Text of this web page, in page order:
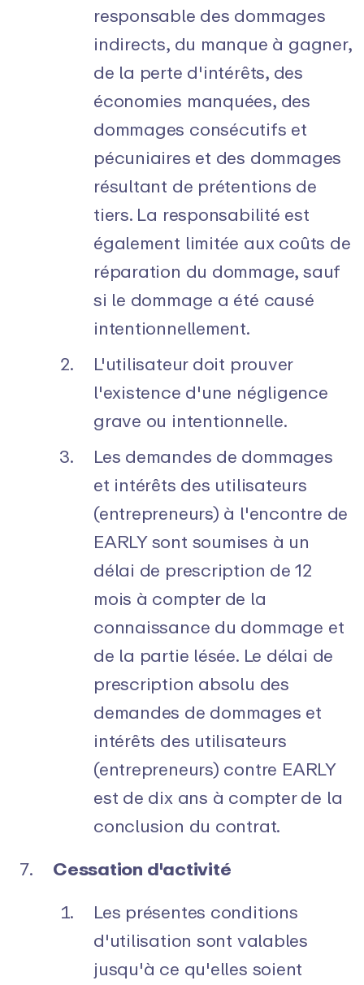
responsable des dommages
indirects, du manque à gagner,
de la perte d'intérêts, des
économies manquées, des
dommages consécutifs et
pécuniaires et des dommages
résultant de prétentions de
tiers. La responsabilité est
également limitée aux coûts de
réparation du dommage, sauf
si le dommage a été causé
intentionnellement.
L'utilisateur doit prouver
l'existence d'une négligence
grave ou intentionnelle.
Les demandes de dommages
et intérêts des utilisateurs
(entrepreneurs) à l'encontre de
EARLY sont soumises à un
délai de prescription de 12
mois à compter de la
connaissance du dommage et
de la partie lésée. Le délai de
prescription absolu des
demandes de dommages et
intérêts des utilisateurs
(entrepreneurs) contre EARLY
est de dix ans à compter de la
conclusion du contrat.
Cessation d'activité
Les présentes conditions
d'utilisation sont valables
jusqu'à ce qu'elles soient